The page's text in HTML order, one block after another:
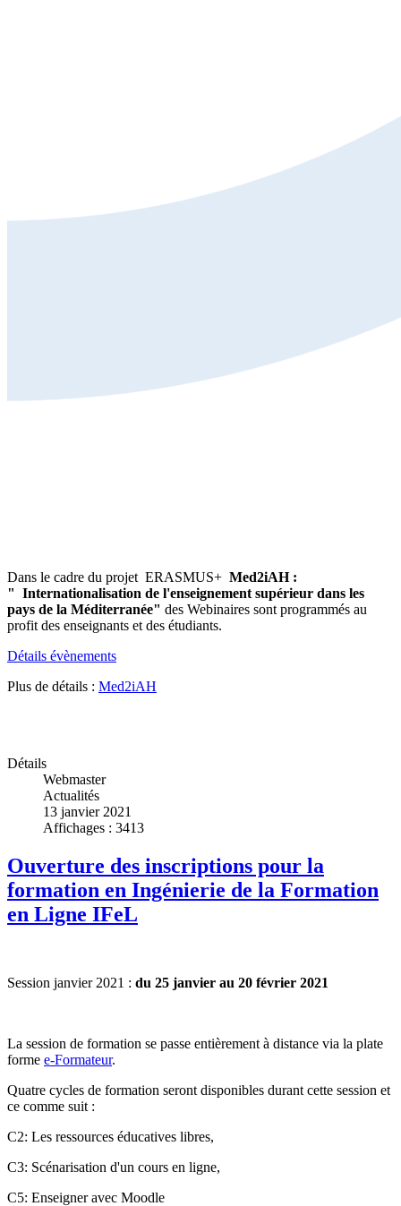
Dans le cadre du projet ERASMUS+ Med2iAH :
" Internationalisation de l'enseignement supérieur dans les
pays de la Méditerranée" des Webinaires sont programmés au
profit des enseignants et des étudiants.
Détails évènements
Plus de détails : Med2iAH
Détails
Webmaster
Actualités
13 janvier 2021
Affichages : 3413
Ouverture des inscriptions pour la
formation en Ingénierie de la Formation
en Ligne IFeL
Session janvier 2021 : du 25 janvier au 20 février 2021
La session de formation se passe entièrement à distance via la plate
forme e-Formateur.
Quatre cycles de formation seront disponibles durant cette session et
ce comme suit :
C2: Les ressources éducatives libres,
C3: Scénarisation d'un cours en ligne,
C5: Enseigner avec Moodle